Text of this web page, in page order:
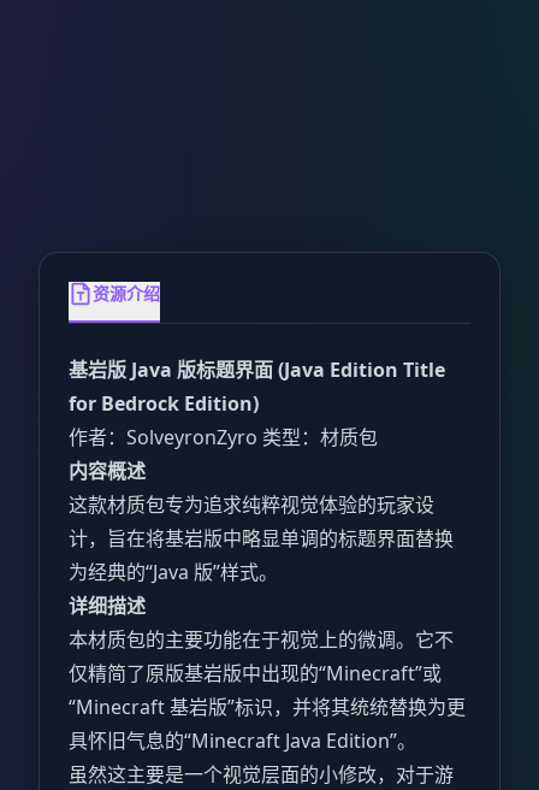
资源介绍
基岩版 Java 版标题界面 (Java Edition Title
for Bedrock Edition)
作者：SolveyronZyro 类型：材质包
内容概述
这款材质包专为追求纯粹视觉体验的玩家设
计，旨在将基岩版中略显单调的标题界面替换
为经典的“Java 版”样式。
详细描述
本材质包的主要功能在于视觉上的微调。它不
仅精简了原版基岩版中出现的“Minecraft”或
“Minecraft 基岩版”标识，并将其统统替换为更
具怀旧气息的“Minecraft Java Edition”。
虽然这主要是一个视觉层面的小修改，对于游